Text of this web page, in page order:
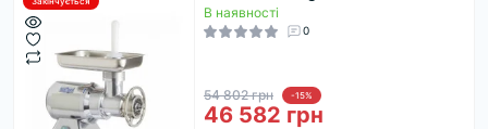
В наявності
0
54 802 грн -15%
46 582 грн